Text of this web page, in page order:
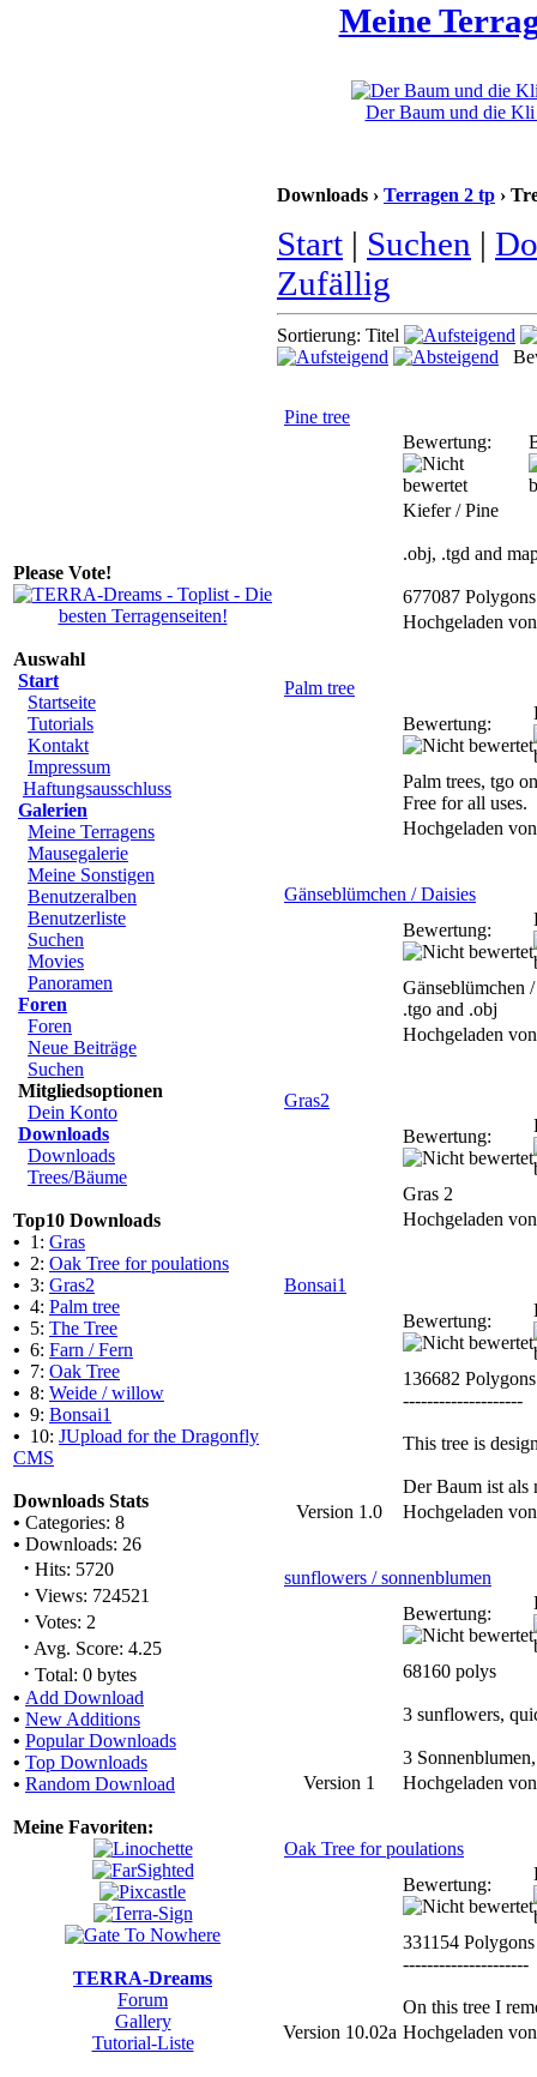
Please Vote!
Auswahl
Start
Startseite
Tutorials
Kontakt
Impressum
Haftungsausschluss
Galerien
Meine Terragens
Mausegalerie
Meine Sonstigen
Benutzeralben
Benutzerliste
Suchen
Movies
Panoramen
Foren
Foren
Neue Beiträge
Suchen
Mitgliedsoptionen
Dein Konto
Downloads
Downloads
Trees/Bäume
Top10 Downloads
• 1: Gras
• 2: Oak Tree for poulations
• 3: Gras2
• 4: Palm tree
• 5: The Tree
• 6: Farn / Fern
• 7: Oak Tree
• 8: Weide / willow
• 9: Bonsai1
• 10: JUpload for the Dragonfly
CMS
Downloads Stats
• Categories: 8
• Downloads: 26
· Hits: 5720
· Views: 724521
· Votes: 2
· Avg. Score: 4.25
· Total: 0 bytes
• Add Download
• New Additions
• Popular Downloads
• Top Downloads
• Random Download
Meine Favoriten:
TERRA-Dreams
Forum
Gallery
Tutorial-Liste
Meine
Der Baum und die Kli
Downloads › Terragen 2 tp ›
Start | Suchen |
Zufällig
Sortierung: Titel
Pine tree
Bewertung:
Kiefer / Pine
.obj, .tgd and
677087 Polygons
Hochgeladen
Palm tree
Bewertung:
Palm trees, tgo
Free for all uses.
Hochgeladen
Gänseblümchen / Daisies
Bewertung:
Gänseblümchen
.tgo and .obj
Hochgeladen
Gras2
Bewertung:
Gras 2
Hochgeladen
Bonsai1
Bewertung:
136682 Polygons
--------------------
This tree is
Der Baum ist als
Version 1.0
Hochgeladen
sunflowers / sonnenblumen
Bewertung:
68160 polys
3 sunflowers,
3
Version 1
Hochgeladen
Oak Tree for poulations
Bewertung:
331154 Polygons
---------------------
On this tree I
Version 10.02a Hochgeladen